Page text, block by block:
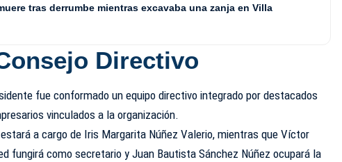
tras derrumbe mientras excavaba una zanja en Villa
Directivo
fue conformado un equipo directivo integrado por destacados
vinculados a la organización.
a cargo de Iris Margarita Núñez Valerio, mientras que Víctor
fungirá como secretario y Juan Bautista Sánchez Núñez ocupará la